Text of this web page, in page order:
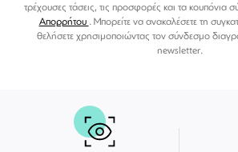
τρέχουσες τάσεις, τις προσφορές και τα κουπόνια
Απορρήτου . Μπορείτε να ανακαλέσετε τη
θελήσετε χρησιμοποιώντας τον σύνδεσμο
newsletter.